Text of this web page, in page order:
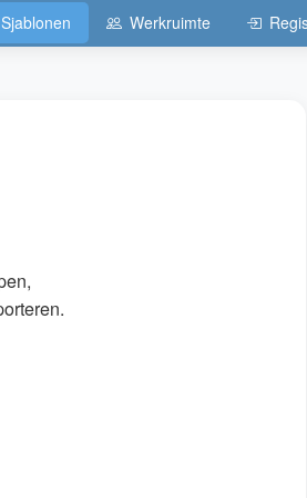
Sjablonen Werkruimte